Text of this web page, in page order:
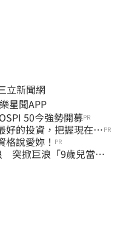
立新聞網
下載娛樂星聞APP
50今強勢開募PR
好的投資，把握現在不 PR
說愛妳！ PR
突掀巨浪「9歲兒當場